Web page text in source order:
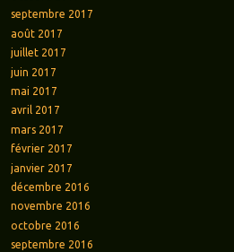
septembre 2017
août 2017
juillet 2017
juin 2017
mai 2017
avril 2017
mars 2017
février 2017
janvier 2017
décembre 2016
novembre 2016
octobre 2016
septembre 2016